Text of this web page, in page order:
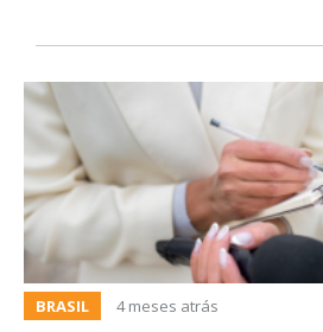
BRASIL 4 meses atrás